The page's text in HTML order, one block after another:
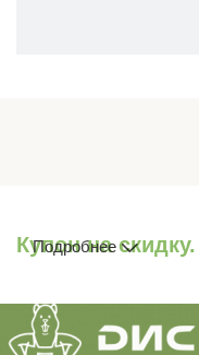
Купон на скидку.
Подробнее